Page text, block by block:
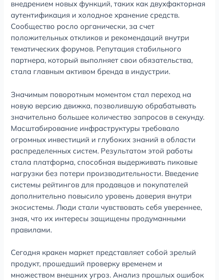
внедрением новых функций, таких как двухфакторная
аутентификация и холодное хранение средств.
Сообщество росло органически, за счет
положительных откликов и рекомендаций внутри
тематических форумов. Репутация стабильного
партнера, который выполняет свои обязательства,
стала главным активом бренда в индустрии.
Значимым поворотным моментом стал переход на
новую версию движка, позволившую обрабатывать
значительно большее количество запросов в секунду.
Масштабирование инфраструктуры требовало
огромных инвестиций и глубоких знаний в области
распределенных систем. Результатом этой работы
стала платформа, способная выдерживать пиковые
нагрузки без потери производительности. Введение
системы рейтингов для продавцов и покупателей
дополнительно повысило уровень доверия внутри
экосистемы. Люди стали чувствовать себя увереннее,
зная, что их интересы защищены продуманными
правилами.
Сегодня кракен маркет представляет собой зрелый
продукт, прошедший проверку временем и
множеством внешних угроз. Анализ прошлых ошибок